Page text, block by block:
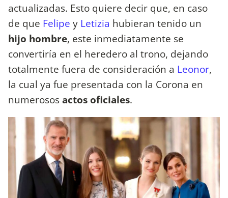
actualizadas. Esto quiere decir que, en caso
de que Felipe y Letizia hubieran tenido un
hijo hombre, este inmediatamente se
convertiría en el heredero al trono, dejando
totalmente fuera de consideración a Leonor,
la cual ya fue presentada con la Corona en
numerososactos oficiales.